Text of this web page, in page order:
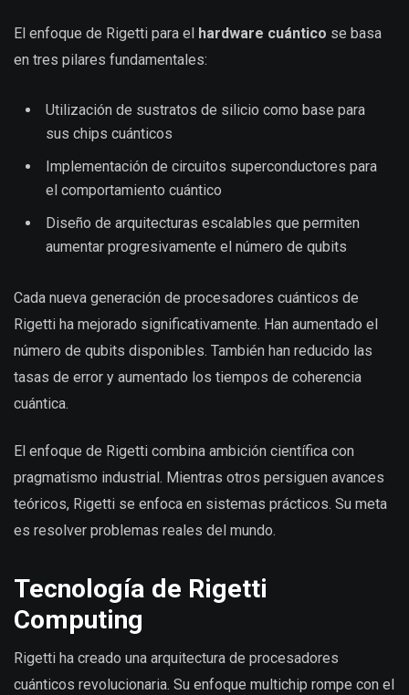
El enfoque de Rigetti para el hardware cuántico se basa
en tres pilares fundamentales:
Utilización de sustratos de silicio como base para
sus chips cuánticos
Implementación de circuitos superconductores para
el comportamiento cuántico
Diseño de arquitecturas escalables que permiten
aumentar progresivamente el número de qubits
Cada nueva generación de procesadores cuánticos de
Rigetti ha mejorado significativamente. Han aumentado el
número de qubits disponibles. También han reducido las
tasas de error y aumentado los tiempos de coherencia
cuántica.
El enfoque de Rigetti combina ambición científica con
pragmatismo industrial. Mientras otros persiguen avances
teóricos, Rigetti se enfoca en sistemas prácticos. Su meta
es resolver problemas reales del mundo.
Tecnología de Rigetti
Computing
Rigetti ha creado una arquitectura de procesadores
cuánticos revolucionaria. Su enfoque multichip rompe con el